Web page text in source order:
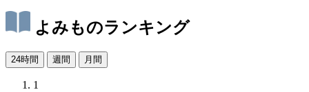
よみものランキング
24時間 週間 月間
1